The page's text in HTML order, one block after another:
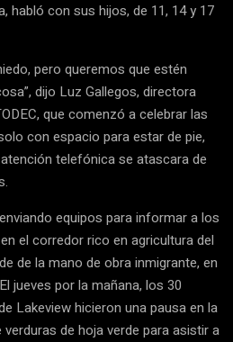
habló con sus hijos, de 11, 14 y 17
pero queremos que estén
dijo Luz Gallegos, directora
que comenzó a celebrar las
con espacio para estar de pie,
telefónica se atascara de
equipos para informar a los
el corredor rico en agricultura del
de la mano de obra inmigrante, en
jueves por la mañana, los 30
Lakeview hicieron una pausa en la
de hoja verde para asistir a